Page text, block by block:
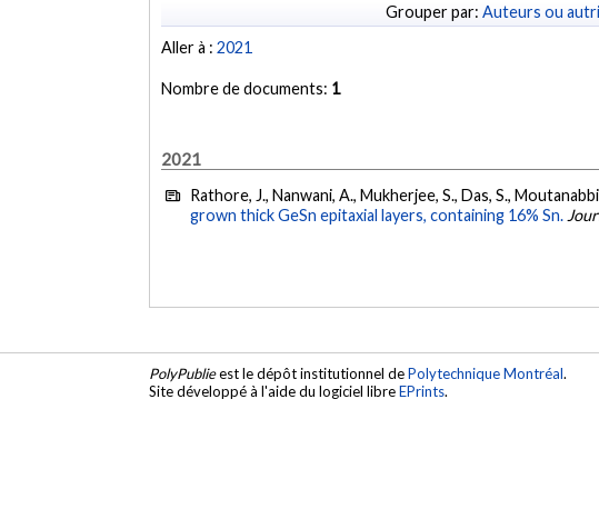
Grouper par: Auteurs ou
Aller à :2021
Nombre de documents: 1
2021
Rathore, J., Nanwani, A., Mukherjee, S., Das, S.,
grown thick GeSn epitaxial layers, containing 16% Sn.
PolyPublieest le dépôt institutionnel dePolytechnique Montréal.
Site développé à l'aide du logiciel libreEPrints.